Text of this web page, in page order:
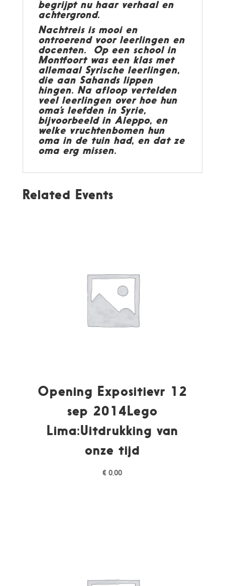
begrijpt nu haar verhaal en
achtergrond.
Nachtreis is mooi en
ontroerend voor leerlingen en
docenten. Op een school in
Montfoort was een klas met
allemaal Syrische leerlingen,
die aan Sahands lippen
hingen. Na afloop vertelden
veel leerlingen over hoe hun
oma’s leefden in Syrie,
bijvoorbeeld in Aleppo, en
welke vruchtenbomen hun
oma in de tuin had, en dat ze
oma erg missen.
Related Events
Opening Expositievr 12
sep 2014Lego
Lima:Uitdrukking van
onze tijd
€ 0,00